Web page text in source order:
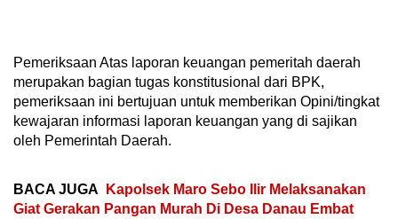
Pemeriksaan Atas laporan keuangan pemeritah daerah
merupakan bagian tugas konstitusional dari BPK,
pemeriksaan ini bertujuan untuk memberikan Opini/tingkat
kewajaran informasi laporan keuangan yang di sajikan
oleh Pemerintah Daerah.
BACA JUGA
Kapolsek Maro Sebo Ilir Melaksanakan
Giat Gerakan Pangan Murah Di Desa Danau Embat